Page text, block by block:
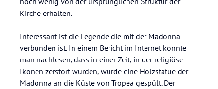
Kirche erhalten.
Interessant ist die Legende die mit der Madonna
verbunden ist. In einem Bericht im Internet konnte
man nachlesen, dass in einer Zeit, in der religiöse
Ikonen zerstört wurden, wurde eine Holzstatue der
Madonna an die Küste von Tropea gespült. Der